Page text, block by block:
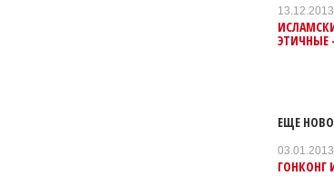
13.12.2013
ЭТИЧНЫЕ
ЕЩЕ
03.01.2013
ГОНКОНГ